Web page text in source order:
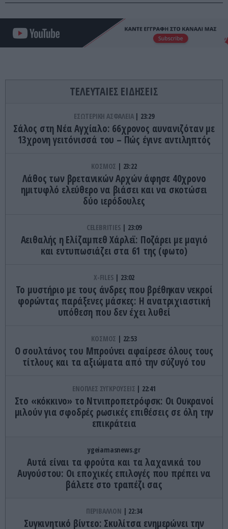
ΤΕΛΕΥΤΑΙΕΣ ΕΙΔΗΣΕΙΣ
ΕΣΩΤΕΡΙΚΗ ΑΣΦΑΛΕΙΑ 23:29
Σάλος στη Νέα Αγχίαλο: 66χρονος αυνανιζόταν με
13χρονη γειτόνισσά του – Πώς έγινε αντιληπτός
ΚΟΣΜΟΣ 23:22
Λάθος των βρετανικών Αρχών άφησε 40χρονο
ημιτυφλό ελεύθερο να βιάσει και να σκοτώσει
δύο ιερόδουλες
CELEBRITIES 23:09
Αειθαλής η Ελίζαμπεθ Χάρλεϊ: Ποζάρει με μαγιό
και εντυπωσιάζει στα 61 της (φωτο)
X-FILES 23:02
Το μυστήριο με τους άνδρες που βρέθηκαν νεκροί
φορώντας παράξενες μάσκες: Η ανατριχιαστική
υπόθεση που δεν έχει λυθεί
ΚΟΣΜΟΣ 22:53
Ο σουλτάνος του Μπρούνει αφαίρεσε όλους τους
τίτλους και τα αξιώματα από την σύζυγό του
ΕΝΟΠΛΕΣ ΣΥΓΚΡΟΥΣΕΙΣ 22:41
Στο «κόκκινο» το Ντνιπροπετρόφσκ: Οι Ουκρανοί
μιλούν για σφοδρές ρωσικές επιθέσεις σε όλη την
επικράτεια
ygeiamasnews.gr
Αυτά είναι τα φρούτα και τα λαχανικά του
Αυγούστου: Οι εποχικές επιλογές που πρέπει να
βάλετε στο τραπέζι σας
ΠΕΡΙΒΑΛΛΟΝ 22:34
Συγκινητικό βίντεο: Σκυλίτσα ενημερώνει την